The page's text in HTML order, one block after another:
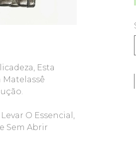
Esta
Matelassê
O Essencial,
Sem Abrir